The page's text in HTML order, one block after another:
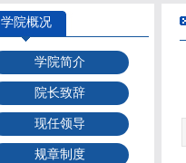
学院概况
学院简介
院长致辞
现任领导
规章制度